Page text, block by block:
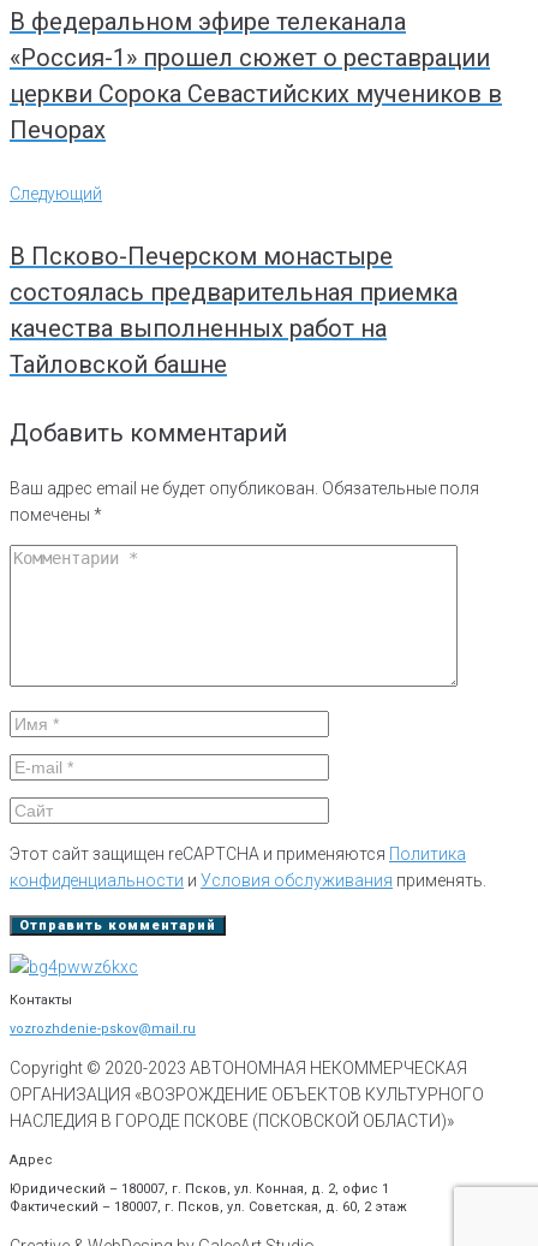
В федеральном эфире телеканала
«Россия-1» прошел сюжет о реставрации
церкви Сорока Севастийских мучеников в
Печорах
Следующий
Следующий
В Псково-Печерском монастыре
состоялась предварительная приемка
качества выполненных работ на
Тайловской башне
Добавить комментарий
Ваш адрес email не будет опубликован. Обязательные поля
помечены *
Этот сайт защищен reCAPTCHA и применяются Политика
конфиденциальности и Условия обслуживания применять.
Контакты
vozrozhdenie-pskov@mail.ru
Copyright © 2020-2023 АВТОНОМНАЯ НЕКОММЕРЧЕСКАЯ
ОРГАНИЗАЦИЯ «ВОЗРОЖДЕНИЕ ОБЪЕКТОВ КУЛЬТУРНОГО
НАСЛЕДИЯ В ГОРОДЕ ПСКОВЕ (ПСКОВСКОЙ ОБЛАСТИ)»
Адрес
Юридический – 180007, г. Псков, ул. Конная, д. 2, офис 1
Фактический – 180007, г. Псков, ул. Советская, д. 60, 2 этаж